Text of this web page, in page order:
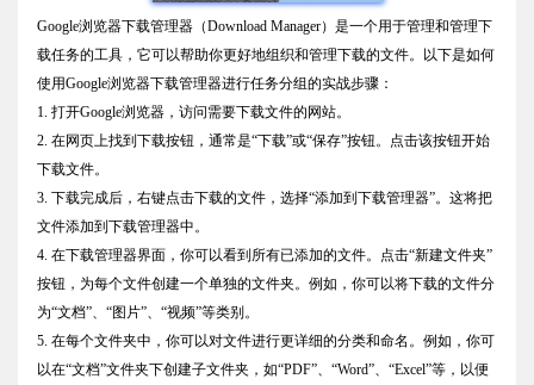
Google浏览器下载管理器（Download Manager）是一个用于管理和管理下
载任务的工具，它可以帮助你更好地组织和管理下载的文件。以下是如何
使用Google浏览器下载管理器进行任务分组的实战步骤：
1. 打开Google浏览器，访问需要下载文件的网站。
2. 在网页上找到下载按钮，通常是“下载”或“保存”按钮。点击该按钮开始
下载文件。
3. 下载完成后，右键点击下载的文件，选择“添加到下载管理器”。这将把
文件添加到下载管理器中。
4. 在下载管理器界面，你可以看到所有已添加的文件。点击“新建文件夹”
按钮，为每个文件创建一个单独的文件夹。例如，你可以将下载的文件分
为“文档”、“图片”、“视频”等类别。
5. 在每个文件夹中，你可以对文件进行更详细的分类和命名。例如，你可
以在“文档”文件夹下创建子文件夹，如“PDF”、“Word”、“Excel”等，以便